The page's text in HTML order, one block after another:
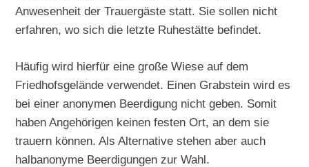
Anwesenheit der Trauergäste statt. Sie sollen nicht
erfahren, wo sich die letzte Ruhestätte befindet.
Häufig wird hierfür eine große Wiese auf dem
Friedhofsgelände verwendet. Einen Grabstein wird es
bei einer anonymen Beerdigung nicht geben. Somit
haben Angehörigen keinen festen Ort, an dem sie
trauern können. Als Alternative stehen aber auch
halbanonyme Beerdigungen zur Wahl.